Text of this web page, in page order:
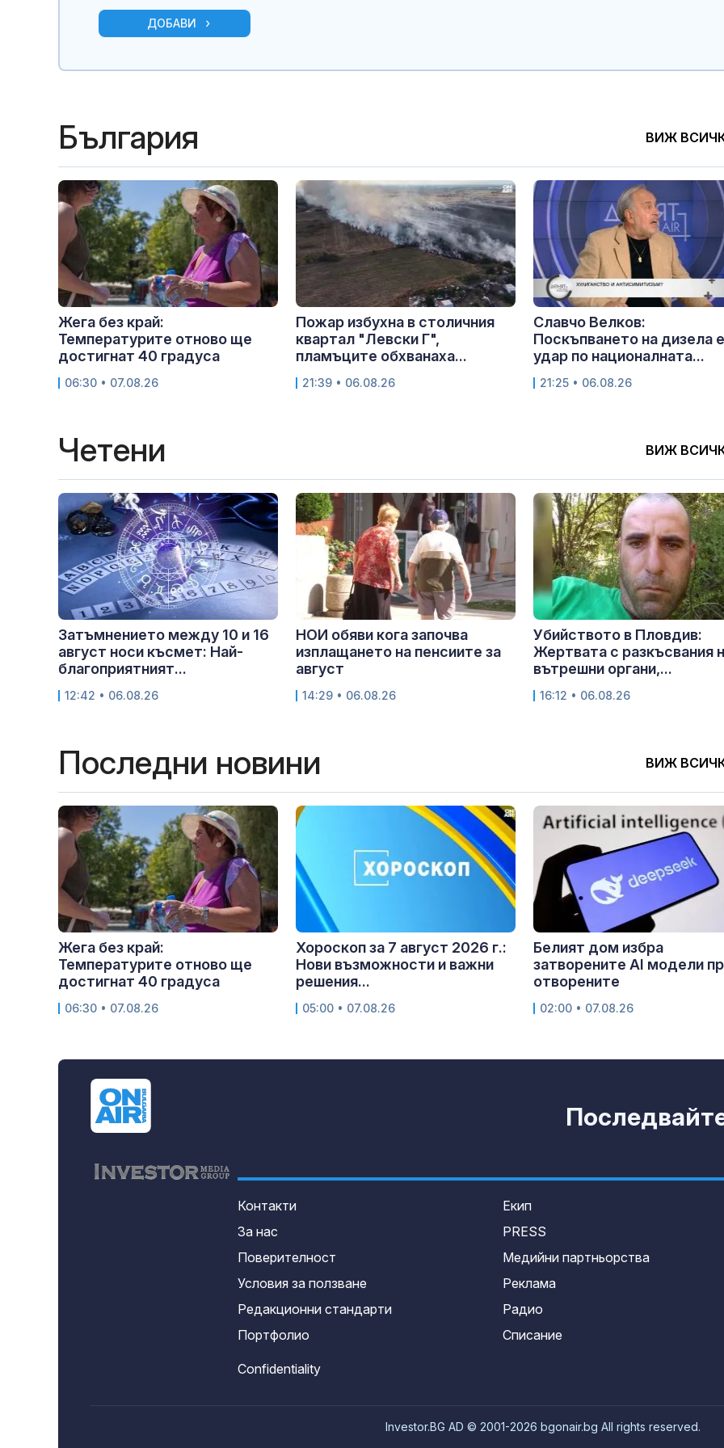
ДОБАВИ
България ВИЖ
Жега без край:
Температурите отново ще
достигнат 40 градуса
06:30 • 07.08.26
Пожар избухна в столичния
квартал "Левски Г",
пламъците обхванаха...
21:39 • 06.08.26
Славчо Велков:
Поскъпването на дизела е
удар по националната...
21:25 • 06.08.26
Четени ВИЖ
Затъмнението между 10 и 16
август носи късмет: Най-
благоприятният...
12:42 • 06.08.26
НОИ обяви кога започва
изплащането на пенсиите за
август
14:29 • 06.08.26
Убийството в Пловдив:
Жертвата с разкъсвания
вътрешни органи,...
16:12 • 06.08.26
Последни новини ВИЖ
Жега без край:
Температурите отново ще
достигнат 40 градуса
06:30 • 07.08.26
Хороскоп за 7 август 2026 г.:
Нови възможности и важни
решения...
05:00 • 07.08.26
Белият дом избра
затворените AI модели
отворените
02:00 • 07.08.26
Контакти
За нас
Поверителност
Условия за ползване
Редакционни стандарти
Портфолио
Екип
PRESS
Медийни партньорства
Реклама
Радио
Списание
Confidentiality
Investor.BG AD © 2001-2026 bgonair.bg All rights reserved.